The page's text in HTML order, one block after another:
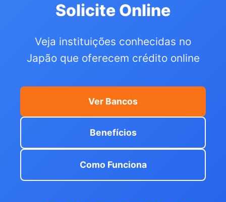
Solicite Online
Veja instituições conhecidas no
Japão que oferecem crédito online
Ver Bancos
Benefícios
Como Funciona